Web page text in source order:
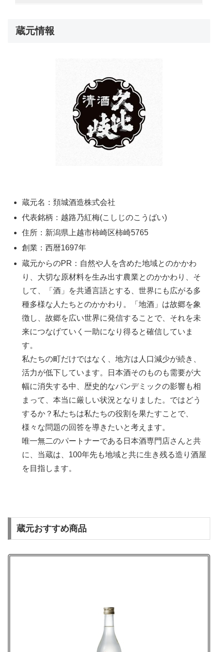
蔵元情報
蔵元名：頚城酒造株式会社
代表銘柄：越路乃紅梅(こしじのこうばい)
住所：新潟県上越市柿崎区柿崎5765
創業：西暦1697年
蔵元からのPR：自然や人を含めた地域とのかかわ
り、大切な原材料を生み出す農業とのかかわり、そ
して、「酒」を共通言語とする、世界にも広がる多
種多様な人たちとのかかわり。「地酒」は故郷を象
徴し、故郷を広い世界に発信することで、それを未
来につなげていく一助になり得ると確信していま
す。
私たちの町だけではなく、地方は人口減少が続き、
活力が低下しています。日本酒そのものも需要が大
幅に消失する中、歴史的なパンデミックの影響も相
まって、本当に厳しい状況となりました。ではどう
するか？私たちは私たちの役割を果たすことで、
様々な問題の回答を導きたいと考えます。
唯一無二のパートナーである日本酒専門店さんと共
に、当蔵は、100年先も地域と共に生き残る造り酒屋
を目指します。
蔵元おすすめ商品